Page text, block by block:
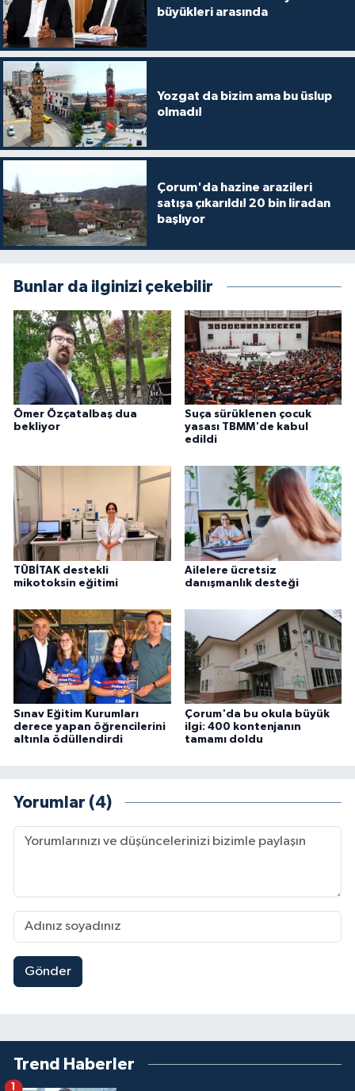
büyükleri arasında
Yozgat da bizim ama bu üslup
olmadı!
Çorum'da hazine arazileri
satışa çıkarıldı! 20 bin liradan
başlıyor
Bunlar da ilginizi çekebilir
Ömer Özçatalbaş dua
bekliyor
Suça sürüklenen çocuk
yasası TBMM'de kabul
edildi
TÜBİTAK destekli
mikotoksin eğitimi
Ailelere ücretsiz
danışmanlık desteği
Sınav Eğitim Kurumları
derece yapan öğrencilerini
altınla ödüllendirdi
Çorum'da bu okula büyük
ilgi: 400 kontenjanın
tamamı doldu
Yorumlar (4)
Gönder
Trend Haberler